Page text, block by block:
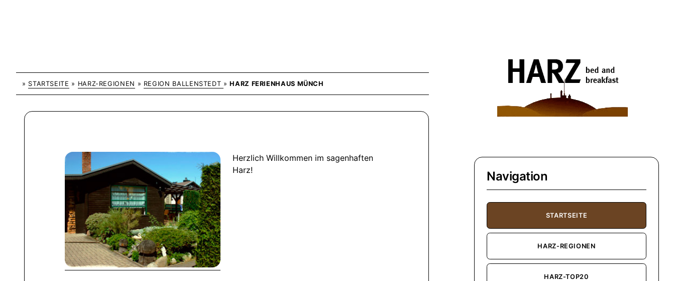
» STARTSEITE » HARZ-REGIONEN » REGION BALLENSTEDT »HARZ FERIENHAUS MÜNCH
Herzlich Willkommen im sagenhaften
Harz!
Navigation
STARTSEITE
HARZ-REGIONEN
HARZ-TOP20